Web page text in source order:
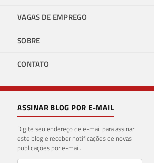
VAGAS DE EMPREGO
SOBRE
CONTATO
ASSINAR BLOG POR E-MAIL
Digite seu endereço de e-mail para assinar
este blog e receber notificações de novas
publicações por e-mail.